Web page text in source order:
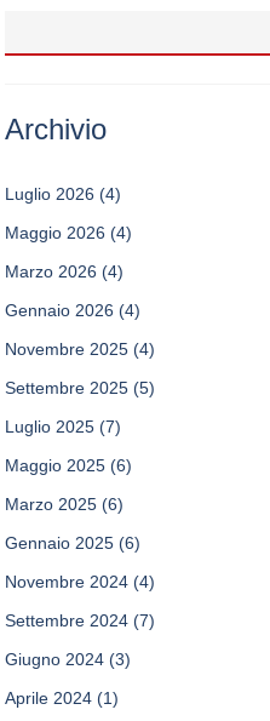
Archivio
Luglio 2026 (4)
Maggio 2026 (4)
Marzo 2026 (4)
Gennaio 2026 (4)
Novembre 2025 (4)
Settembre 2025 (5)
Luglio 2025 (7)
Maggio 2025 (6)
Marzo 2025 (6)
Gennaio 2025 (6)
Novembre 2024 (4)
Settembre 2024 (7)
Giugno 2024 (3)
Aprile 2024 (1)